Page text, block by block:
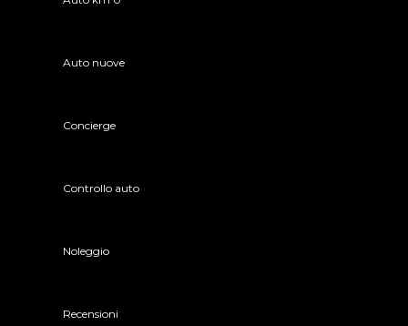
Auto nuove
Concierge
Controllo auto
Noleggio
Recensioni